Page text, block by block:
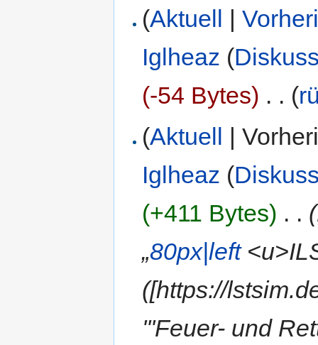
(Aktuell |
Iglheaz (
(-54 Bytes) . . (
(Aktuell |
Iglheaz (
(+411 Bytes) . .
„80px|left
([https://
'''Feuer- und